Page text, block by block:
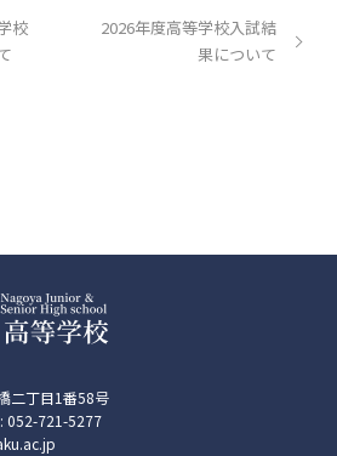
校
2026年度高等学校入試結
果について
二丁目1番58号
052-721-5277